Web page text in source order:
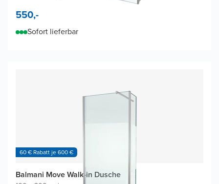
550,-
Sofort lieferbar
60 € Rabatt je 600 €
Balmani Move Walk-in Dusche